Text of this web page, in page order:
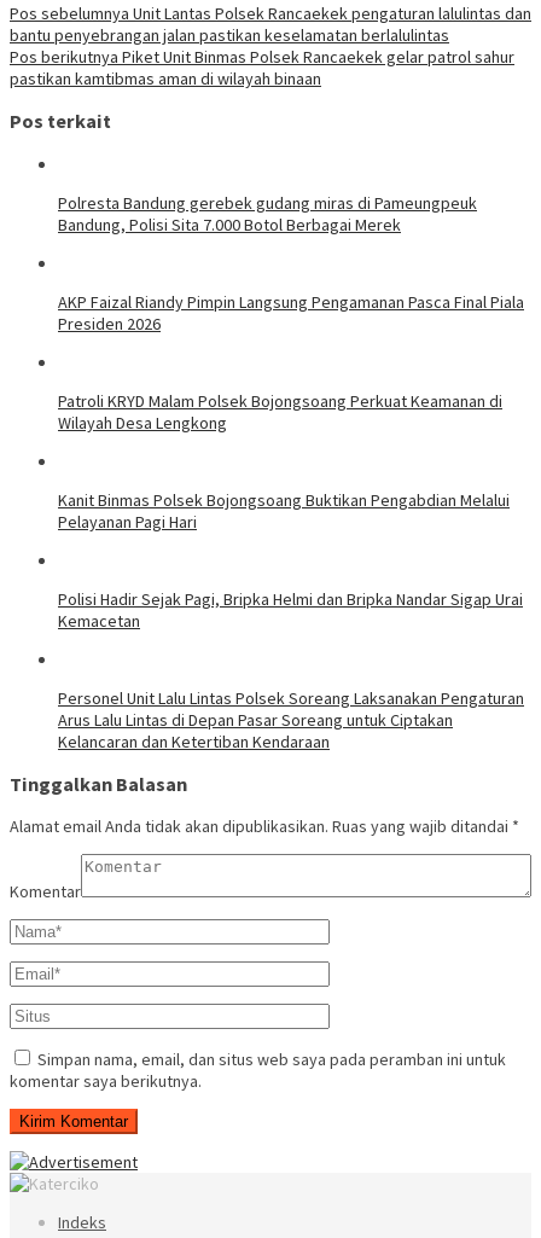
Pos sebelumnya Unit Lantas Polsek Rancaekek pengaturan lalulintas dan
bantu penyebrangan jalan pastikan keselamatan berlalulintas
Pos berikutnya Piket Unit Binmas Polsek Rancaekek gelar patrol sahur
pastikan kamtibmas aman di wilayah binaan
Pos terkait
Polresta Bandung gerebek gudang miras di Pameungpeuk
Bandung, Polisi Sita 7.000 Botol Berbagai Merek
AKP Faizal Riandy Pimpin Langsung Pengamanan Pasca Final Piala
Presiden 2026
Patroli KRYD Malam Polsek Bojongsoang Perkuat Keamanan di
Wilayah Desa Lengkong
Kanit Binmas Polsek Bojongsoang Buktikan Pengabdian Melalui
Pelayanan Pagi Hari
Polisi Hadir Sejak Pagi, Bripka Helmi dan Bripka Nandar Sigap Urai
Kemacetan
Personel Unit Lalu Lintas Polsek Soreang Laksanakan Pengaturan
Arus Lalu Lintas di Depan Pasar Soreang untuk Ciptakan
Kelancaran dan Ketertiban Kendaraan
Tinggalkan Balasan
Alamat email Anda tidak akan dipublikasikan. Ruas yang wajib ditandai *
Komentar
Simpan nama, email, dan situs web saya pada peramban ini untuk
komentar saya berikutnya.
Indeks